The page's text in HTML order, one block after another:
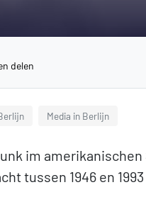
delen
Media in Berlijn
im
tussen 1946 en